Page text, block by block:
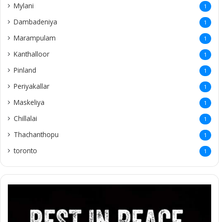
Mylani 1
Dambadeniya 1
Marampulam 1
Kanthalloor 1
Pinland 1
Periyakallar 1
Maskeliya 1
Chillalai 1
Thachanthopu 1
toronto 1